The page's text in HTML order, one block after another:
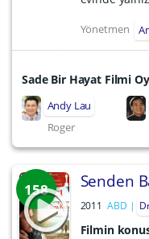
Yönetmen
Sade Bir Hayat Filmi
Andy Lau
Roger
158 Senden
2011 ABD
Filmin